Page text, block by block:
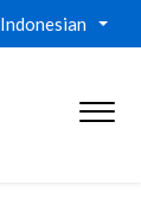
Indonesian